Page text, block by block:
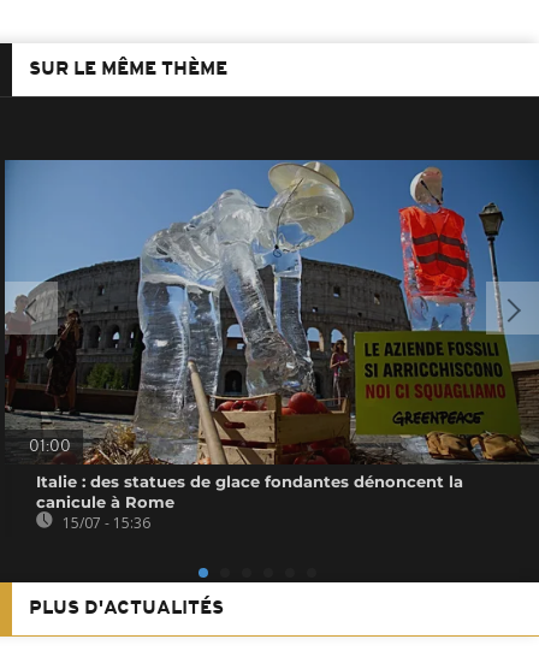
SUR LE MÊME THÈME
01:00
Italie : des statues de glace fondantes dénoncent la
canicule à Rome
15/07 - 15:36
PLUS D'ACTUALITÉS